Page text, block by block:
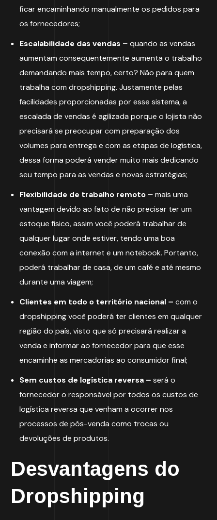
ficar encaminhando manualmente os pedidos para
os fornecedores;
Escalabilidade das vendas – quando as vendas
aumentam consequentemente aumenta o trabalho
demandando mais tempo, certo? Não para quem
trabalha com dropshipping. Justamente pelas
facilidades proporcionadas por esse sistema, a
escalada de vendas é agilizada porque o lojista não
precisará se preocupar com preparação dos
volumes para entrega e com as etapas de logística,
dessa forma poderá vender muito mais dedicando
seu tempo para as vendas e novas estratégias;
Flexibilidade de trabalho remoto – mais uma
vantagem devido ao fato de não precisar ter um
estoque físico, assim você poderá trabalhar de
qualquer lugar onde estiver, tendo uma boa
conexão com a internet e um notebook. Portanto,
poderá trabalhar de casa, de um café e até mesmo
durante uma viagem;
Clientes em todo o território nacional – com o
dropshipping você poderá ter clientes em qualquer
região do país, visto que só precisará realizar a
venda e informar ao fornecedor para que esse
encaminhe as mercadorias ao consumidor final;
Sem custos de logística reversa – será o
fornecedor o responsável por todos os custos de
logística reversa que venham a ocorrer nos
processos de pós-venda como trocas ou
devoluções de produtos.
Desvantagens do
Dropshipping